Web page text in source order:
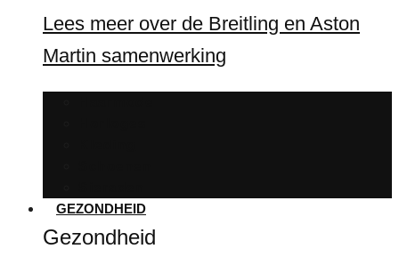
Lees meer over de Breitling en Aston
Martin samenwerking
GEZONDHEID
Gezondheid